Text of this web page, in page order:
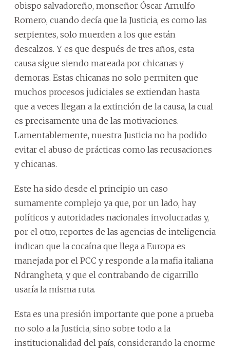
obispo salvadoreño, monseñor Óscar Arnulfo
Romero, cuando decía que la Justicia, es como las
serpientes, solo muerden a los que están
descalzos. Y es que después de tres años, esta
causa sigue siendo mareada por chicanas y
demoras. Estas chicanas no solo permiten que
muchos procesos judiciales se extiendan hasta
que a veces llegan a la extinción de la causa, la cual
es precisamente una de las motivaciones.
Lamentablemente, nuestra Justicia no ha podido
evitar el abuso de prácticas como las recusaciones
y chicanas.
Este ha sido desde el principio un caso
sumamente complejo ya que, por un lado, hay
políticos y autoridades nacionales involucradas y,
por el otro, reportes de las agencias de inteligencia
indican que la cocaína que llega a Europa es
manejada por el PCC y responde a la mafia italiana
Ndrangheta, y que el contrabando de cigarrillo
usaría la misma ruta.
Esta es una presión importante que pone a prueba
no solo a la Justicia, sino sobre todo a la
institucionalidad del país, considerando la enorme